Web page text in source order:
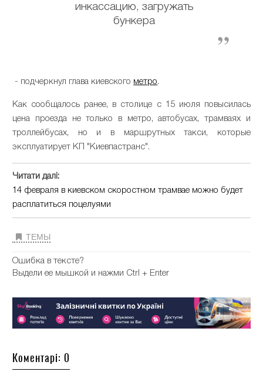
инкассацию, загружать
бункера
- подчеркнул глава киевского метро.
Как сообщалось ранее, в столице с 15 июля повысилась
цена проезда не только в метро, автобусах, трамваях и
троллейбусах, но и в маршрутных такси, которые
эксплуатирует КП "Киевпастранс".
Читати далі:
14 февраля в киевском скоростном трамвае можно будет
расплатиться поцелуями
ТЕМЫ
Ошибка в тексте?
Выдели ее мышкой и нажми Ctrl + Enter
Коментарі: 0